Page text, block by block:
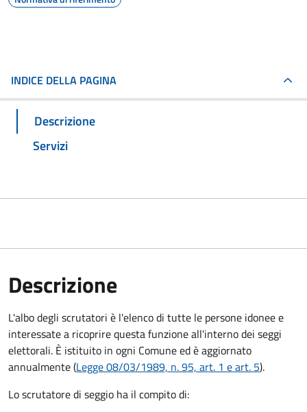
INDICE DELLA PAGINA
Descrizione
Servizi
Descrizione
L'albo degli scrutatori è l'elenco di tutte le persone idonee e
interessate a ricoprire questa funzione all'interno dei seggi
elettorali. È istituito in ogni Comune ed è aggiornato
annualmente (Legge 08/03/1989, n. 95, art. 1 e art. 5).
Lo scrutatore di seggio ha il compito di: